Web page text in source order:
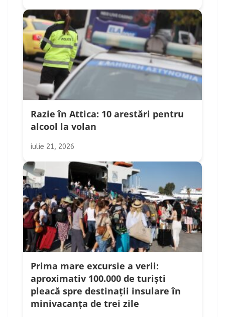
Razie în Attica: 10 arestări pentru
alcool la volan
iulie 21, 2026
Prima mare excursie a verii:
aproximativ 100.000 de turiști
pleacă spre destinații insulare în
minivacanța de trei zile